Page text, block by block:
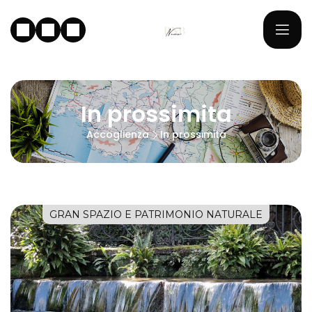
In prossimita
Accoglienza In prossimita
GRAN SPAZIO E PATRIMONIO NATURALE